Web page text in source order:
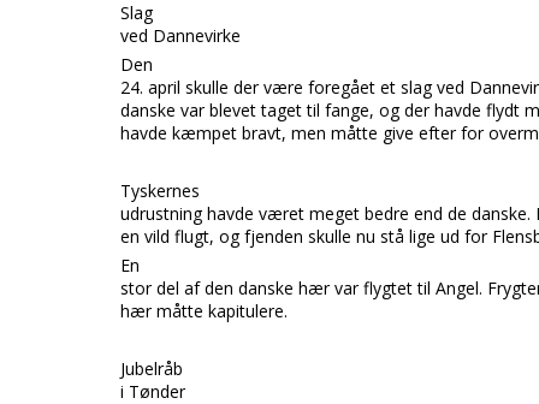
Slag
ved Dannevirke
Den
24. april skulle der være foregået et slag ved
danske var blevet taget til fange, og der havde flydt
havde kæmpet bravt, men måtte give efter for
Tyskernes
udrustning havde været meget bedre end de
en vild flugt, og fjenden skulle nu stå lige ud for
En
stor del af den danske hær var flygtet til Angel.
hær måtte kapitulere.
Jubelråb
i Tønder